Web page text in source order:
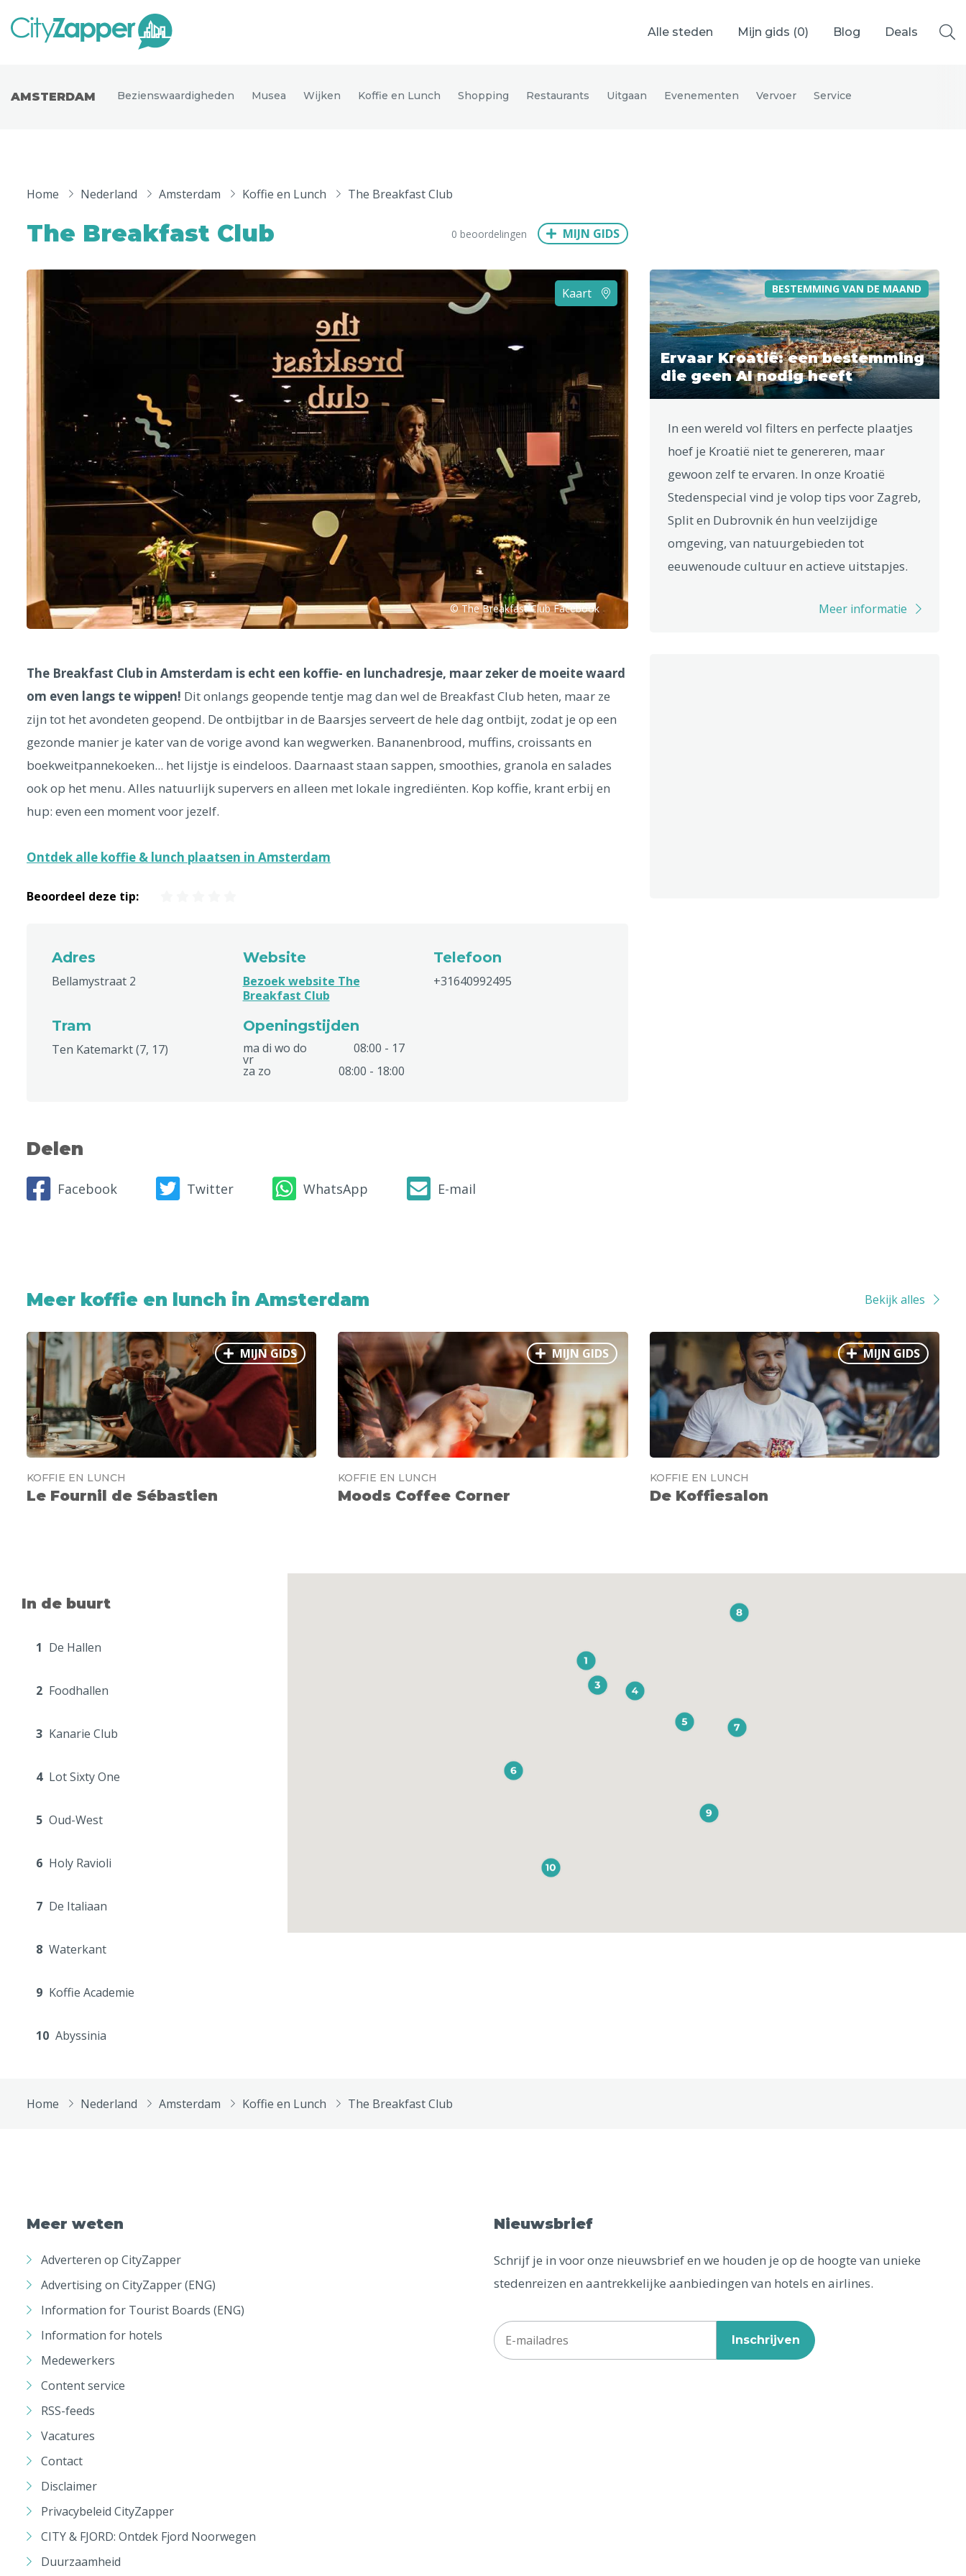
Alle steden Mijn gids (0) Blog Deals
Nederland
Europa
Andere wereldsteden
Uitgelichte bestemmingen
Florence
München Wenen Budapest Bangkok
AMSTERDAM Bezienswaardigheden Musea Wijken Koffie en Lunch Shopping Restaurants Uitgaan Evenementen Vervoer Service
Home Nederland Amsterdam Koffie en Lunch The Breakfast Club
The Breakfast Club 0 beoordelingen MIJN GIDS
Kaart
© The Breakfast Club Facebook
The Breakfast Club in Amsterdam is echt een koffie- en lunchadresje, maar zeker de moeite waard
om even langs te wippen! Dit onlangs geopende tentje mag dan wel de Breakfast Club heten, maar ze
zijn tot het avondeten geopend. De ontbijtbar in de Baarsjes serveert de hele dag ontbijt, zodat je op een
gezonde manier je kater van de vorige avond kan wegwerken. Bananenbrood, muffins, croissants en
boekweitpannekoeken... het lijstje is eindeloos. Daarnaast staan sappen, smoothies, granola en salades
ook op het menu. Alles natuurlijk supervers en alleen met lokale ingrediënten. Kop koffie, krant erbij en
hup: even een moment voor jezelf.
Ontdek alle koffie & lunch plaatsen in Amsterdam
Beoordeel deze tip:
Adres
Bellamystraat 2
Website
Bezoek website The
Breakfast Club
Telefoon
+31640992495
Tram
Ten Katemarkt (7, 17)
Openingstijden
ma di wo do
vr
08:00 - 17
za zo
08:00 - 18:00
Delen
Facebook Twitter WhatsApp E-mail
BESTEMMING VAN DE MAAND
Ervaar Kroatië: een bestemming
die geen AI nodig heeft
In een wereld vol filters en perfecte plaatjes
hoef je Kroatië niet te genereren, maar
gewoon zelf te ervaren. In onze Kroatië
Stedenspecial vind je volop tips voor Zagreb,
Split en Dubrovnik én hun veelzijdige
omgeving, van natuurgebieden tot
eeuwenoude cultuur en actieve uitstapjes.
Meer informatie
Meer koffie en lunch in Amsterdam Bekijk alles
MIJN GIDS
KOFFIE EN LUNCH
Le Fournil de Sébastien
MIJN GIDS
KOFFIE EN LUNCH
Moods Coffee Corner
MIJN GIDS
KOFFIE EN LUNCH
De Koffiesalon
In de buurt
1 De Hallen
2 Foodhallen
3 Kanarie Club
4 Lot Sixty One
5 Oud-West
6 Holy Ravioli
7 De Italiaan
8 Waterkant
9 Koffie Academie
10 Abyssinia
Home Nederland Amsterdam Koffie en Lunch The Breakfast Club
Meer weten
Adverteren op CityZapper
Advertising on CityZapper (ENG)
Information for Tourist Boards (ENG)
Information for hotels
Medewerkers
Content service
RSS-feeds
Vacatures
Contact
Disclaimer
Privacybeleid CityZapper
CITY & FJORD: Ontdek Fjord Noorwegen
Duurzaamheid
Nieuwsbrief
Schrijf je in voor onze nieuwsbrief en we houden je op de hoogte van unieke
stedenreizen en aantrekkelijke aanbiedingen van hotels en airlines.
Inschrijven